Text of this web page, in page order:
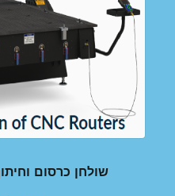
שולחן כרסום